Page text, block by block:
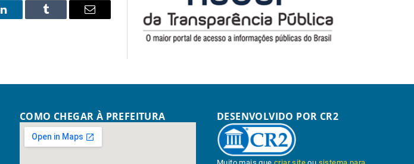
LinkedIn Tumblr Email
COMO CHEGAR À PREFEITURA DESENVOLVIDO POR CR2